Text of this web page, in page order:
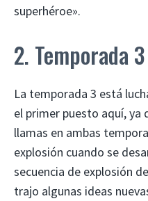
superhéroe».
2. Temporada 3
La temporada 3 está
el primer puesto aquí, ya
llamas en ambas
explosión cuando se
secuencia de explosión
trajo algunas ideas